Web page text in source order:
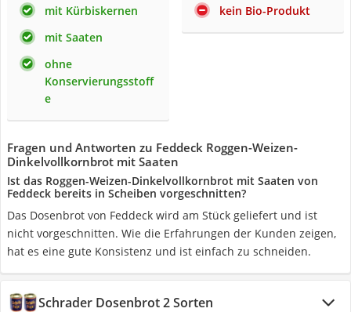
mit Kürbiskernen
mit Saaten
ohne
Konservierungsstoff
e
kein Bio-Produkt
Fragen und Antworten zu Feddeck Roggen-Weizen-
Dinkelvollkornbrot mit Saaten
Ist das Roggen-Weizen-Dinkelvollkornbrot mit Saaten von
Feddeck bereits in Scheiben vorgeschnitten?
Das Dosenbrot von Feddeck wird am Stück geliefert und ist
nicht vorgeschnitten. Wie die Erfahrungen der Kunden zeigen,
hat es eine gute Konsistenz und ist einfach zu schneiden.
Schrader Dosenbrot 2 Sorten